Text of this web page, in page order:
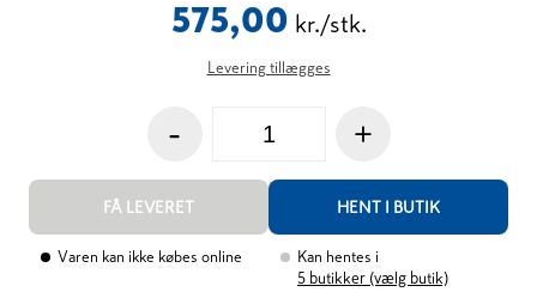
575,00 kr./stk.
Levering tillægges
- +
FÅ LEVERET HENT I BUTIK
Varen kan ikke købes online
Kan hentes i
5 butikker (vælg butik)